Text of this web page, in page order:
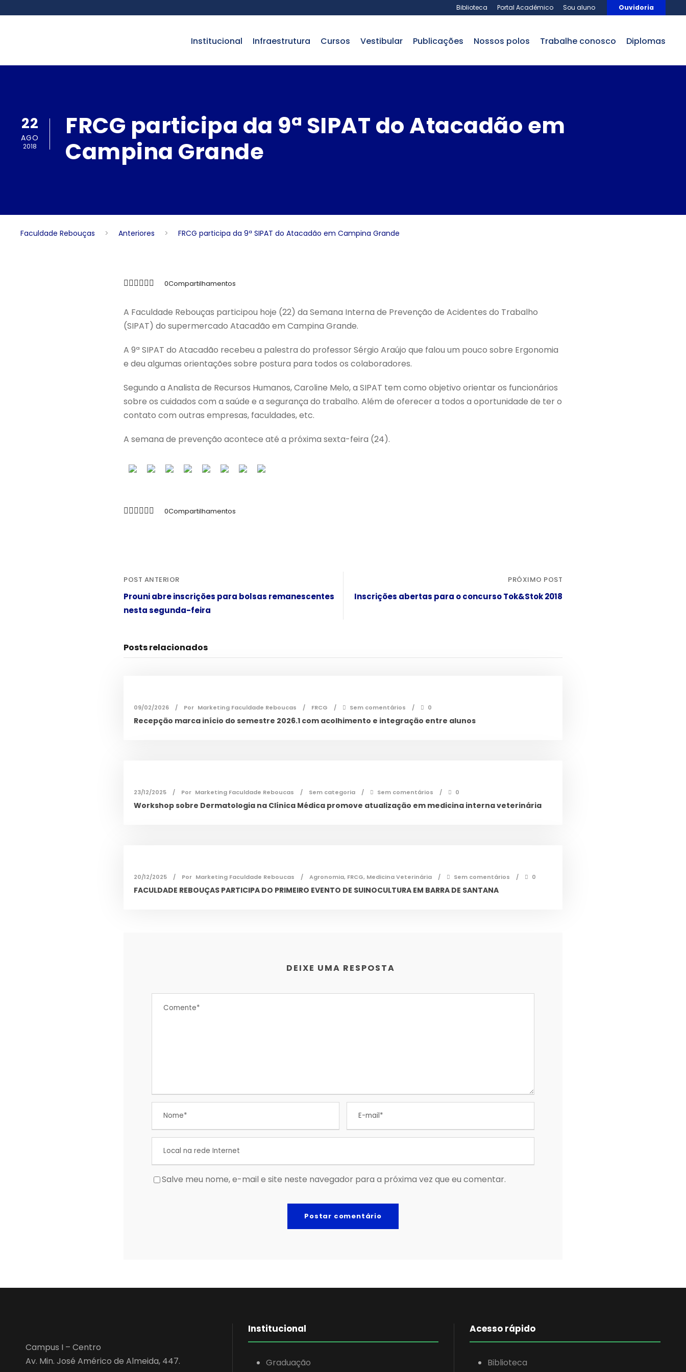
Biblioteca Portal Acadêmico Sou aluno Ouvidoria
institucional infraestrutura cursos vestibular publicações nossos polos trabalhe conosco Diplomas
22
AGO
2018
FRCG participa da 9ª SIPAT do Atacadão em
Campina Grande
Faculdade Rebouças > Anteriores > FRCG participa da 9ª SIPAT do Atacadão em Campina Grande
0Compartilhamentos
A Faculdade Rebouças participou hoje (22) da Semana Interna de Prevenção de Acidentes do Trabalho
(SIPAT) do supermercado Atacadão em Campina Grande.
A 9ª SIPAT do Atacadão recebeu a palestra do professor Sérgio Araújo que falou um pouco sobre Ergonomia
e deu algumas orientações sobre postura para todos os colaboradores.
Segundo a Analista de Recursos Humanos, Caroline Melo, a SIPAT tem como objetivo orientar os funcionários
sobre os cuidados com a saúde e a segurança do trabalho. Além de oferecer a todos a oportunidade de ter o
contato com outras empresas, faculdades, etc.
A semana de prevenção acontece até a próxima sexta-feira (24).
0Compartilhamentos
POST ANTERIOR
Prouni abre inscrições para bolsas remanescentes
nesta segunda-feira
PRÓXIMO POST
Inscrições abertas para o concurso Tok&Stok 2018
Posts relacionados
09/02/2026 Por Marketing Faculdade Reboucas FRCG Sem comentários 0
Recepção marca início do semestre 2026.1 com acolhimento e integração entre alunos
23/12/2025 Por Marketing Faculdade Reboucas Sem categoria Sem comentários 0
Workshop sobre Dermatologia na Clínica Médica promove atualização em medicina interna veterinária
20/12/2025 Por Marketing Faculdade Reboucas Agronomia, FRCG, Medicina Veterinária Sem comentários 0
FACULDADE REBOUÇAS PARTICIPA DO PRIMEIRO EVENTO DE SUINOCULTURA EM BARRA DE SANTANA
DEIXE UMA RESPOSTA
Salve meu nome, e-mail e site neste navegador para a próxima vez que eu comentar.
Campus I – Centro
Av. Min. José Américo de Almeida, 447.
Institucional
Graduação
Acesso rápido
Biblioteca